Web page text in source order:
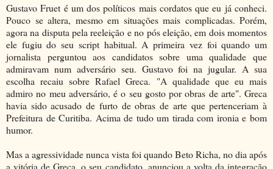
Gustavo Fruet é um dos políticos mais cordatos que eu já conheci.
Pouco se altera, mesmo em situações mais complicadas. Porém,
agora na disputa pela reeleição e no pós eleição, em dois momentos
ele fugiu do seu script habitual. A primeira vez foi quando um
jornalista perguntou aos candidatos sobre uma qualidade que
admiravam num adversário seu. Gustavo foi na jugular. A sua
escolha recaiu sobre Rafael Greca. "A qualidade que eu mais
admiro no meu adversário, é o seu gosto por obras de arte". Greca
havia sido acusado de furto de obras de arte que pertenceriam à
Prefeitura de Curitiba. Acima de tudo um tirada com ironia e bom
humor.
Mas a agressividade nunca vista foi quando Beto Richa, no dia após
a vitória de Greca, o seu candidato, anunciou a volta da integração